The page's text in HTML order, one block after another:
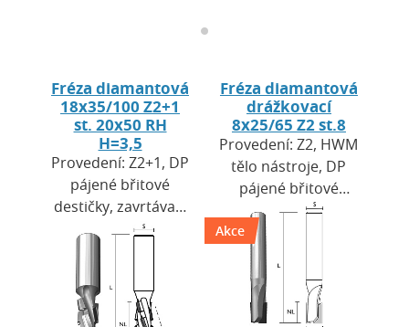
Fréza diamantová
18x35/100 Z2+1
st. 20x50 RH
H=3,5
Provedení: Z2+1, DP
pájené břitové
destičky, zavrtávací
břit DP. Výška
mm. Použití: pro
CNC obráběcí
centra a…
Fréza diamantová
drážkovací
8x25/65 Z2 st.8
Provedení: Z2, HWM
tělo nástroje, DP
pájené břitové
destičky, zavrtávací
břit DP. Výška
destiček H = 2,7
mm. Použití: pro
CNC…
Akce